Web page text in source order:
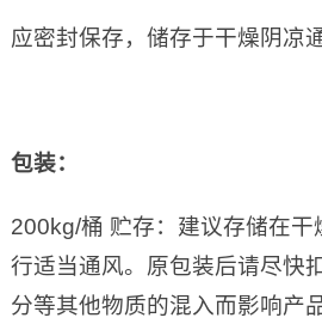
应密封保存，储存于干燥阴凉
包装：
200kg/桶 贮存：建议存储在干
行适当通风。原包装后请尽快
分等其他物质的混入而影响产